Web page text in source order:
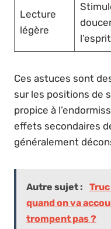
Lecture
légère
l’esprit
Ces astuces sont
sur les positions de
propice à
effets secondaires
généralement
Autre sujet :
quand on va
trompent pas ?